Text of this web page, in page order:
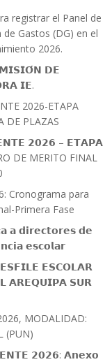
registrar el Panel de
Gastos (DG) en el
2026.
𝗗𝗘
𝗜𝗘.
2026-ETAPA
DE PLAZAS
𝟮𝟬𝟮𝟲 – 𝗘𝗧𝗔𝗣𝗔
MERITO FINAL
Cronograma para
Primera Fase
𝗮 𝗱𝗶𝗿𝗲𝗰𝘁𝗼𝗿𝗲𝘀 𝗱𝗲
𝗲𝘀𝗰𝗼𝗹𝗮𝗿
𝗘𝗦𝗖𝗢𝗟𝗔𝗥
𝗔𝗥𝗘𝗤𝗨𝗜𝗣𝗔 𝗦𝗨𝗥
MODALIDAD:
(PUN)
𝟮𝟬𝟮𝟲: 𝗔𝗻𝗲𝘅𝗼